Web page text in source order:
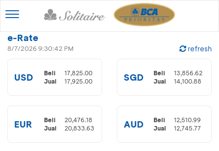
e-Rate
8/7/2026 9:30:42 PM refresh
USD Beli
17,825.00
Jual
17,925.00 SGD Beli
13,856.62
Jual
14,100.88
EUR Beli
20,476.18
Jual
20,833.63 AUD Beli
12,510.99
Jual
12,745.77